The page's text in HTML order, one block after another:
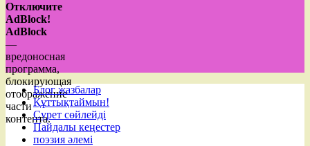
Отключите
AdBlock!
AdBlock
—
вредоносная
программа,
блокирующая
отображение
части
контента.
Блог жазбалар
Құттықтаймын!
Сурет сөйлейді
Пайдалы кеңестер
поэзия әлемі